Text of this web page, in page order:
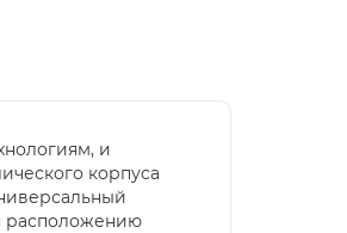
и
корпуса
расположению